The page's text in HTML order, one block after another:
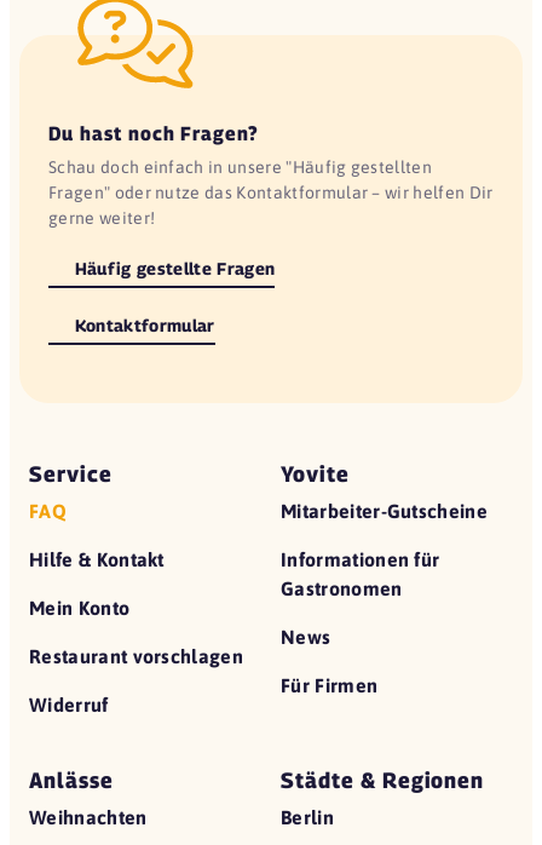
Du hast noch Fragen?
Schau doch einfach in unsere "Häufig gestellten
Fragen" oder nutze das Kontaktformular – wir helfen Dir
gerne weiter!
Häufig gestellte Fragen
Kontaktformular
Service
FAQ
Hilfe & Kontakt
Mein Konto
Restaurant vorschlagen
Widerruf
Yovite
Mitarbeiter-Gutscheine
Informationen für
Gastronomen
News
Für Firmen
Anlässe
Weihnachten
Städte & Regionen
Berlin